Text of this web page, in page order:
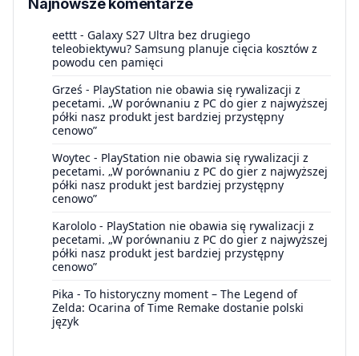
eettt - Galaxy S27 Ultra bez drugiego
teleobiektywu? Samsung planuje cięcia kosztów z
powodu cen pamięci
Grześ - PlayStation nie obawia się rywalizacji z
pecetami. „W porównaniu z PC do gier z najwyższej
półki nasz produkt jest bardziej przystępny
cenowo”
Woytec - PlayStation nie obawia się rywalizacji z
pecetami. „W porównaniu z PC do gier z najwyższej
półki nasz produkt jest bardziej przystępny
cenowo”
Karololo - PlayStation nie obawia się rywalizacji z
pecetami. „W porównaniu z PC do gier z najwyższej
półki nasz produkt jest bardziej przystępny
cenowo”
Pika - To historyczny moment – The Legend of
Zelda: Ocarina of Time Remake dostanie polski
język